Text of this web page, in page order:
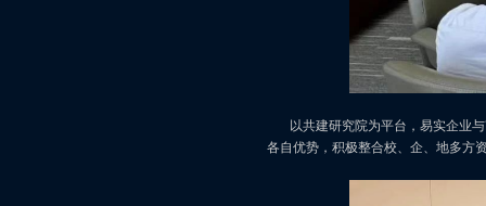
以共建研究院为平台，易实企业与
各自优势，积极整合校、企、地多方